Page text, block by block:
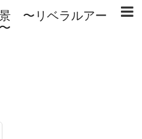
〜リベラルアー